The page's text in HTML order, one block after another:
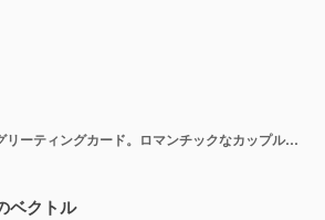
バレンタインのグリーティングカード。ロマンチックなカップルがピンクの自転車で公園でキス
ベクトル